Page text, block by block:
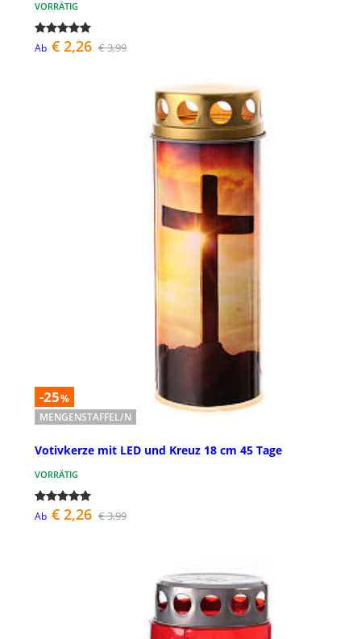
VORRÄTIG
Ab € 2,26 € 3,99
-25%
MENGENSTAFFEL/N
Votivkerze mit LED und Kreuz 18 cm 45 Tage
VORRÄTIG
Ab € 2,26 € 3,99